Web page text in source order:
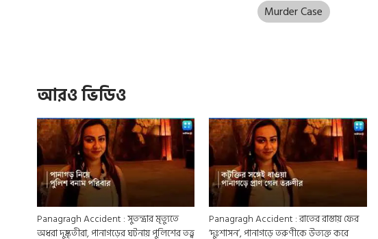
Murder Case
আরও ভিডিও
Panagragh Accident : সুতন্দ্রার মৃত্যুতে
অধরা দুষ্কৃতীরা, পানাগড়ের ঘটনায় পুলিশের তত্ত্ব
Panagragh Accident : রাতের রাস্তায় ফের
‘দুঃশাসন’, পানাগড়ে তরুণীকে উত্যক্ত করে